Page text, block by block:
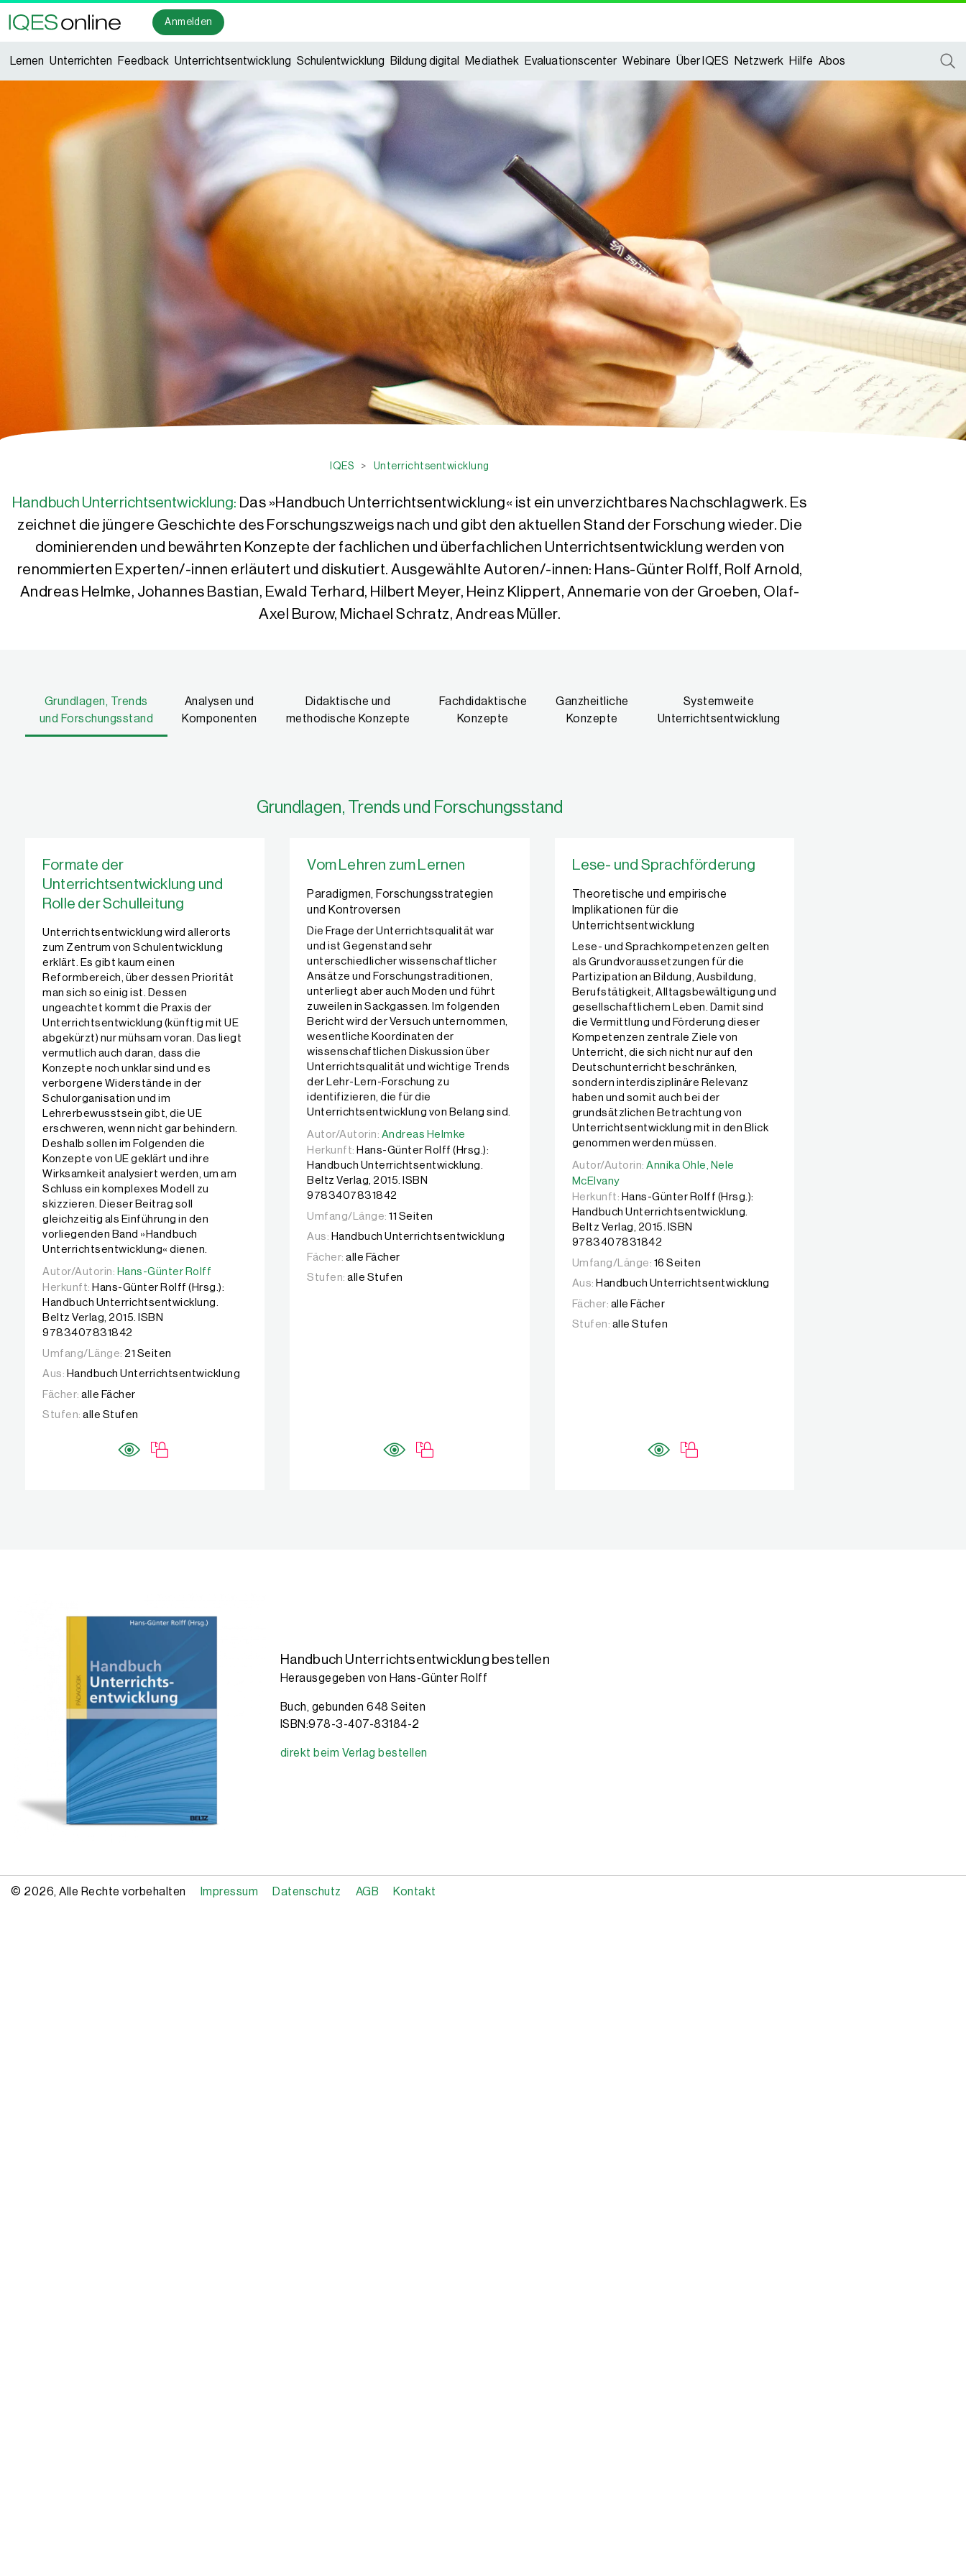
Anmelden
Lernen Unterrichten Feedback Unterrichtsentwicklung Schulentwicklung Bildung digital Mediathek Evaluationscenter Webinare Über IQES Netzwerk Hilfe Abos
IQES > Unterrichtsentwicklung
Handbuch Unterrichtsentwicklung: Das »Handbuch Unterrichtsentwicklung« ist ein unverzichtbares Nachschlagwerk. Es
zeichnet die jüngere Geschichte des Forschungszweigs nach und gibt den aktuellen Stand der Forschung wieder. Die
dominierenden und bewährten Konzepte der fachlichen und überfachlichen Unterrichtsentwicklung werden von
renommierten Experten/-innen erläutert und diskutiert. Ausgewählte Autoren/-innen: Hans-Günter Rolff, Rolf Arnold,
Andreas Helmke, Johannes Bastian, Ewald Terhard, Hilbert Meyer, Heinz Klippert, Annemarie von der Groeben, Olaf-
Axel Burow, Michael Schratz, Andreas Müller.
Grundlagen, Trends
und Forschungsstand
Analysen und
Komponenten
Didaktische und
methodische Konzepte
Fachdidaktische
Konzepte
Ganzheitliche
Konzepte
Systemweite
Unterrichtsentwicklung
Grundlagen, Trends und Forschungsstand
Formate der
Unterrichtsentwicklung und
Rolle der Schulleitung
Unterrichtsentwicklung wird allerorts
zum Zentrum von Schulentwicklung
erklärt. Es gibt kaum einen
Reformbereich, über dessen Priorität
man sich so einig ist. Dessen
ungeachtet kommt die Praxis der
Unterrichtsentwicklung (künftig mit UE
abgekürzt) nur mühsam voran. Das liegt
vermutlich auch daran, dass die
Konzepte noch unklar sind und es
verborgene Widerstände in der
Schulorganisation und im
Lehrerbewusstsein gibt, die UE
erschweren, wenn nicht gar behindern.
Deshalb sollen im Folgenden die
Konzepte von UE geklärt und ihre
Wirksamkeit analysiert werden, um am
Schluss ein komplexes Modell zu
skizzieren. Dieser Beitrag soll
gleichzeitig als Einführung in den
vorliegenden Band »Handbuch
Unterrichtsentwicklung« dienen.
Autor/Autorin: Hans-Günter Rolff
Autor/Autorin: Hans-Günter Rolff
Herkunft: Hans-Günter Rolff (Hrsg.):
Handbuch Unterrichtsentwicklung.
Beltz Verlag, 2015. ISBN
9783407831842
Umfang/Länge: 21 Seiten
Aus: Handbuch Unterrichtsentwicklung
Fächer: alle Fächer
Stufen: alle Stufen
Vom Lehren zum Lernen
Paradigmen, Forschungsstrategien
und Kontroversen
Die Frage der Unterrichtsqualität war
und ist Gegenstand sehr
unterschiedlicher wissenschaftlicher
Ansätze und Forschungstraditionen,
unterliegt aber auch Moden und führt
zuweilen in Sackgassen. Im folgenden
Bericht wird der Versuch unternommen,
wesentliche Koordinaten der
wissenschaftlichen Diskussion über
Unterrichtsqualität und wichtige Trends
der Lehr-Lern-Forschung zu
identifizieren, die für die
Unterrichtsentwicklung von Belang sind.
Autor/Autorin: Andreas Helmke
Autor/Autorin: Andreas Helmke
Herkunft: Hans-Günter Rolff (Hrsg.):
Handbuch Unterrichtsentwicklung.
Beltz Verlag, 2015. ISBN
9783407831842
Umfang/Länge: 11 Seiten
Aus: Handbuch Unterrichtsentwicklung
Fächer: alle Fächer
Stufen: alle Stufen
Lese- und Sprachförderung
Theoretische und empirische
Implikationen für die
Unterrichtsentwicklung
Lese- und Sprachkompetenzen gelten
als Grundvoraussetzungen für die
Partizipation an Bildung, Ausbildung,
Berufstätigkeit, Alltagsbewältigung und
gesellschaftlichem Leben. Damit sind
die Vermittlung und Förderung dieser
Kompetenzen zentrale Ziele von
Unterricht, die sich nicht nur auf den
Deutschunterricht beschränken,
sondern interdisziplinäre Relevanz
haben und somit auch bei der
grundsätzlichen Betrachtung von
Unterrichtsentwicklung mit in den Blick
genommen werden müssen.
Autor/Autorin: Annika Ohle, Nele McElvany
Autor/Autorin: Annika Ohle, Nele
McElvany
Herkunft: Hans-Günter Rolff (Hrsg.):
Handbuch Unterrichtsentwicklung.
Beltz Verlag, 2015. ISBN
9783407831842
Umfang/Länge: 16 Seiten
Aus: Handbuch Unterrichtsentwicklung
Fächer: alle Fächer
Stufen: alle Stufen
Handbuch Unterrichtsentwicklung bestellen
Herausgegeben von Hans-Günter Rolff
Buch, gebunden 648 Seiten
ISBN:978-3-407-83184-2
direkt beim Verlag bestellen
Copyright
© 2026, Alle Rechte vorbehalten Impressum Datenschutz AGB Kontakt